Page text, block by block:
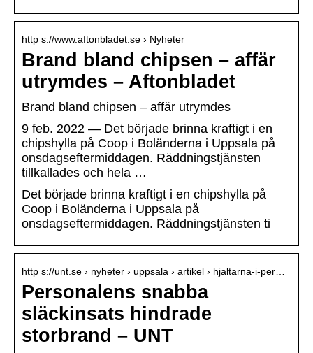
http s://www.aftonbladet.se › Nyheter
Brand bland chipsen – affär
utrymdes – Aftonbladet
Brand bland chipsen – affär utrymdes
9 feb. 2022 — Det började brinna kraftigt i en
chipshylla på Coop i Boländerna i Uppsala på
onsdagseftermiddagen. Räddningstjänsten
tillkallades och hela …
Det började brinna kraftigt i en chipshylla på
Coop i Boländerna i Uppsala på
onsdagseftermiddagen. Räddningstjänsten ti
http s://unt.se › nyheter › uppsala › artikel › hjaltarna-i-per…
Personalens snabba
släckinsats hindrade
storbrand – UNT